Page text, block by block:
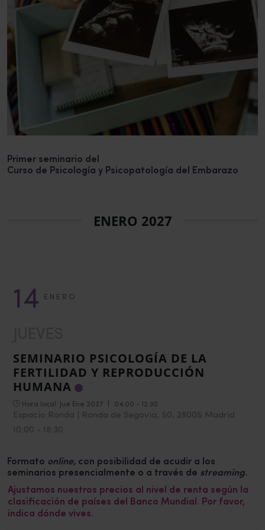
Primer seminario del
Curso de Psicología y Psicopatología del Embarazo
ENERO 2027
14 ENERO
SEMINARIO PSICOLOGÍA DE LA
FERTILIDAD Y REPRODUCCIÓN
HUMANA
Hora local: Jue Ene 2027 04:00 - 12:30
Espacio Ronda | Ronda de Segovia, 50, 28005 Madrid
10:00 - 18:30
Formato online, con posibilidad de acudir a los
seminarios presencialmente o a través de streaming.
Ajustamos nuestros precios al nivel de renta según la
clasificación de países del Banco Mundial. Por favor,
indica dónde vives.